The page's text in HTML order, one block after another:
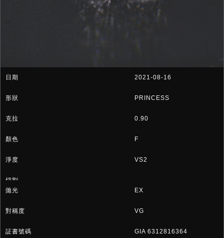
2021-08-16
PRINCESS
0.90
F
VS2
EX
VG
GIA 6312816364